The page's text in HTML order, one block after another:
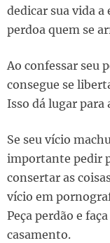
dedicar sua vida a
perdoa quem se
Ao confessar seu
consegue se
Isso dá lugar para
Se seu vício
importante pedir
consertar as
vício em
Peça perdão e
casamento.